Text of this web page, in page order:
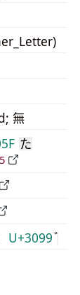
無
た
U+3099